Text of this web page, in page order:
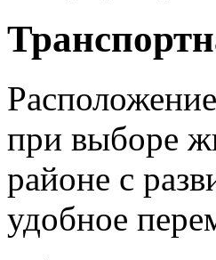
при выборе
районе с
удобное